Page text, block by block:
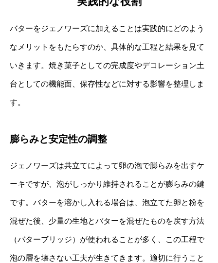
バターをジェノワーズに加えることは実践的にどのよう
なメリットをもたらすのか、具体的な工程と結果を見て
いきます。焼き菓子としての完成度やデコレーション土
台としての機能面、保存性などに対する影響を整理しま
す。
膨らみと安定性の調整
ジェノワーズは共立てによって卵の泡で膨らみを出すケ
ーキですが、泡がしっかり維持されることが膨らみの鍵
です。バターを溶かし入れる場合は、泡立てた卵と粉を
混ぜた後、少量の生地とバターを混ぜたものを戻す方法
（バターブリッジ）が使われることが多く、この工程で
泡の層を壊さない工夫が生きてきます。適切に行うこと